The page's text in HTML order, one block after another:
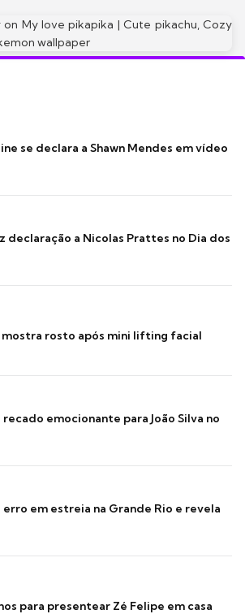
se declara a Shawn Mendes em vídeo
declaração a Nicolas Prattes no Dia dos
mostra rosto após mini lifting facial
emocionante para João Silva no
em estreia na Grande Rio e revela
para presentear Zé Felipe em casa